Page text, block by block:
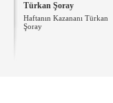
Türkan Şoray
Haftanın Kazananı Türkan
Şoray